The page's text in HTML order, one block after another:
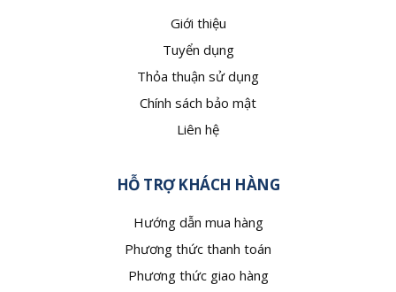
Giới thiệu
Tuyển dụng
Thỏa thuận sử dụng
Chính sách bảo mật
Liên hệ
HỖ TRỢ KHÁCH HÀNG
Hướng dẫn mua hàng
Phương thức thanh toán
Phương thức giao hàng